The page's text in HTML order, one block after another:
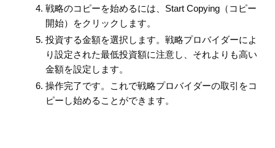
戦略のコピーを始めるには、Start Copying（コピー
開始）をクリックします。
投資する金額を選択します。戦略プロバイダーによ
り設定された最低投資額に注意し、それよりも高い
金額を設定します。
操作完了です。これで戦略プロバイダーの取引をコ
ピーし始めることができます。